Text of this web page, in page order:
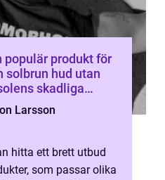
populär produkt för
solbrun hud utan
skadliga
Larsson
hitta ett brett utbud
som passar olika